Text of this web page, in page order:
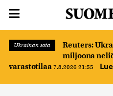
Ukrainan sota
Reuters:
miljoona
varastotilaa 7.8.2026 21:55